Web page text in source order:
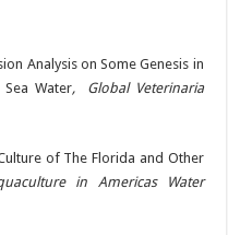
Analysis on Some Genesis in
Water, Global Veterinaria
of The Florida and Other
in Americas Water